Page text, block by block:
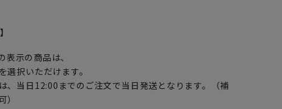
表示の商品は、
選択いただけます。
、当日12:00までのご注文で当日発送となります。（補
）